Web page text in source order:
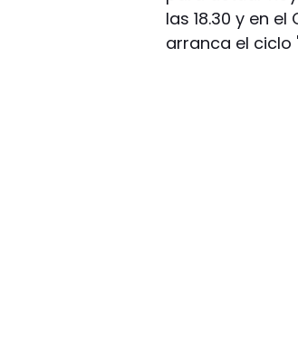
las 18.30 y en
arranca el ciclo